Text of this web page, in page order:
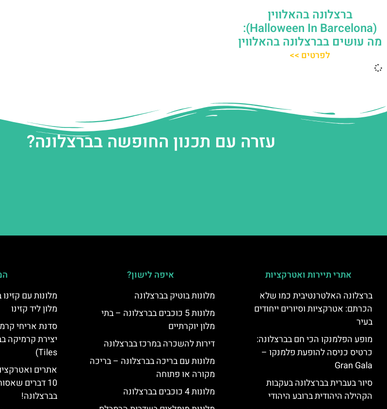
ברצלונה בהאלווין
(Halloween In Barcelona):
מה עושים בברצלונה בהאלווין
לפרטים >>
עזרה עם תכנון החופשה בברצלונה?
אתרי תיירות ואטרקציות
ברצלונה האלטרנטיבית כמו שלא
הכרתם: אטרקציות וסיורים ייחודים
בעיר
מופע הפלמנקו הכי חם בברצלונה:
כרטיס כניסה להופעת פלמנקו –
Gran Gala
סיור בעברית בברצלונה בעקבות
הקהילה היהודית ברובע היהודי
איפה לישון?
מלונות בוטיק בברצלונה
מלונות 5 כוכבים בברצלונה – בתי
מלון יוקרתיים
דירות להשכרה במרכז בברצלונה
מלונות עם בריכה בברצלונה – בריכה
מקורה או פתוחה
מלונות 4 כוכבים בברצלונה
מלונות עם
מלון ליד קזינו
סדנת אריחי
Tiles)
אתרים
10 דברים
בברצלונה!